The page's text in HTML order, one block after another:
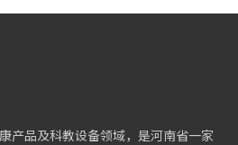
产品及科教设备领域，是河南省一家